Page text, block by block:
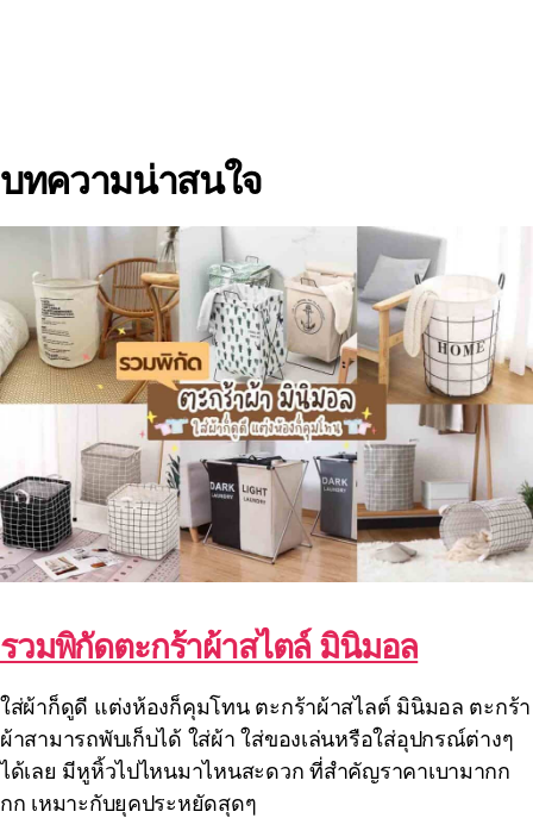
บทความน่าสนใจ
รวมพิกัดตะกร้าผ้าสไตล์ มินิมอล
ใส่ผ้าก็ดูดี แต่งห้องก็คุมโทน ตะกร้าผ้าสไลต์ มินิมอล ตะกร้า
ผ้าสามารถพับเก็บได้ ใส่ผ้า ใส่ของเล่นหรือใส่อุปกรณ์ต่างๆ
ได้เลย มีหูหิ้วไปไหนมาไหนสะดวก ที่สำคัญราคาเบามากก
กก เหมาะกับยุคประหยัดสุดๆ